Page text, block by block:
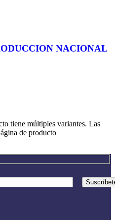
NACIONAL
tiene múltiples variantes. Las
de producto